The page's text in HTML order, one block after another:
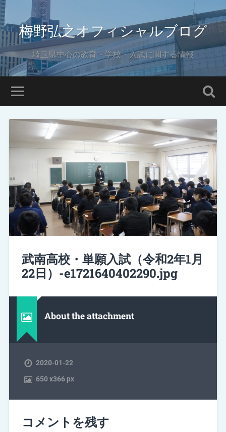
梅野弘之オフィシャルブログ
埼玉県中心の教育・学校・入試に関する情報
武南高校・単願入試（令和2年1月
22日）-e1721640402290.jpg
About the attachment
2020-01-22
650x366 px
コメントを残す